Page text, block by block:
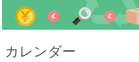
カレンダー